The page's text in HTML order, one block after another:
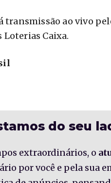
transmissão ao vivo
Loterias Caixa.
do seu
extraordinários, o
por você e pela sua